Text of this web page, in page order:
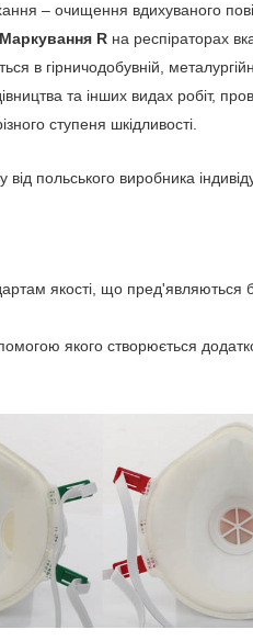
– очищення вдихуваного
Маркування R на респіраторах
в гірничодобувній,
та інших видах робіт,
ступеня шкідливості.
польського виробника
якості, що пред'являються
якого створюється